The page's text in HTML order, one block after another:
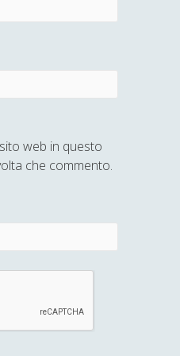
web in questo
che commento.